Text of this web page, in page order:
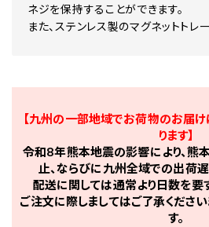
ネジを保持することができます。
また、ステンレス製のマグネットトレ
【九州の一部地域でお荷物のお届
ります】
令和8年熊本地震の影響により、熊
止、ならびに九州全域での出荷遅
配送に関しては通常より日数を要
ご注文に際しましてはご了承くださ
す。